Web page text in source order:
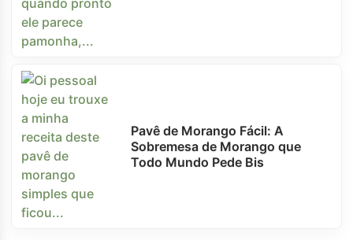
Pavê de Morango Fácil: A
Sobremesa de Morango que
Todo Mundo Pede Bis